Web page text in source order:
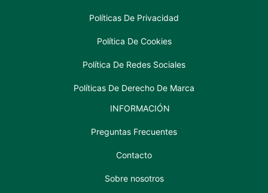
Políticas De Privacidad
Política De Cookies
Política De Redes Sociales
Políticas De Derecho De Marca
INFORMACIÓN
Preguntas Frecuentes
Contacto
Sobre nosotros